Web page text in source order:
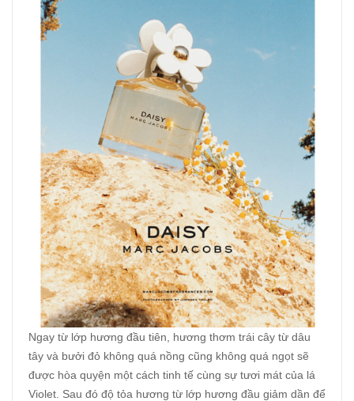
Ngay từ lớp hương đầu tiên, hương thơm trái cây từ dâu
tây và bưởi đỏ không quá nồng cũng không quá ngọt sẽ
được hòa quyện một cách tinh tế cùng sự tươi mát của lá
Violet. Sau đó độ tỏa hương từ lớp hương đầu giảm dần để